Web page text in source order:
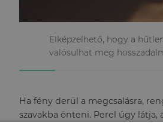
Elképzelhető, hogy a
valósulhat meg
Ha fény derül a megcsalásra,
szavakba önteni. Perel úgy